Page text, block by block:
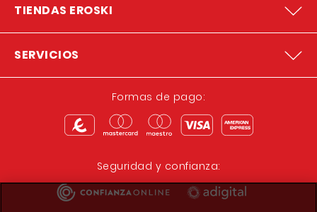
Oza dos Rios 1-3-5-7
EROSKI/center PADRON
Avda Camilo Jose Cela s/n - N550 Km 82
EROSKI/center AS PONTES
Avda de Ortiguera s/n
TIENDAS EROSKI
SERVICIOS
Formas de pago:
Seguridad y confianza: